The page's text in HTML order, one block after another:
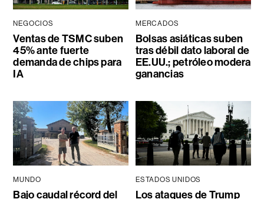
NEGOCIOS
Ventas de TSMC suben
45% ante fuerte
demanda de chips para
IA
MERCADOS
Bolsas asiáticas suben
tras débil dato laboral de
EE.UU.; petróleo modera
ganancias
MUNDO
Bajo caudal récord del
ESTADOS UNIDOS
Los ataques de Trump